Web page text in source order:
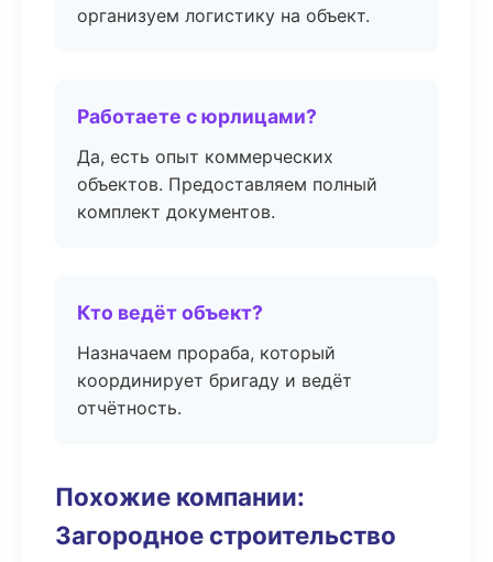
организуем логистику на объект.
Работаете с юрлицами?
Да, есть опыт коммерческих
объектов. Предоставляем полный
комплект документов.
Кто ведёт объект?
Назначаем прораба, который
координирует бригаду и ведёт
отчётность.
Похожие компании:
Загородное строительство